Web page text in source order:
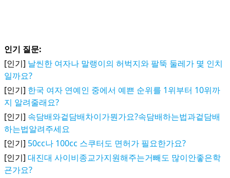
인기 질문:
[인기] 날씬한 여자나 말랭이의 허벅지와 팔뚝 둘레가 몇 인치
일까요?
[인기] 한국 여자 연예인 중에서 예쁜 순위를 1위부터 10위까
지 알려줄래요?
[인기] 속담배와겉담배차이가뭔가요?속담배하는법과겉담배
하는법알려주세요
[인기] 50cc나 100cc 스쿠터도 면허가 필요한가요?
[인기] 대진대 사이비종교가지원해주는거빼도 많이안좋은학
굔가요?